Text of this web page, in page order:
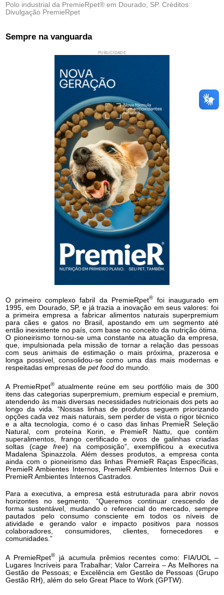
Polo industrial da PremieRpet® em Dourado, SP. Créditos:
Divulgação PremieRpet
Sempre na vanguarda
PUBLICIDADE
O primeiro complexo fabril da PremieRpet®foi inaugurado em
1995, em Dourado, SP, e já trazia a inovação em seus valores: foi
a primeira empresa a fabricar alimentos naturais superpremium
para cães e gatos no Brasil, apostando em um segmento até
então inexistente no país, com base no conceito da nutrição ótima.
O pioneirismo tornou-se uma constante na atuação da empresa,
que, impulsionada pela missão de tornar a relação das pessoas
com seus animais de estimação o mais próxima, prazerosa e
longa possível, consolidou-se como uma das mais modernas e
respeitadas empresas depet food do mundo.
A PremieRpet® atualmente reúne em seu portfólio mais de 300
itens das categorias superpremium, premium especial e premium,
atendendo às mais diversas necessidades nutricionais dos pets ao
longo da vida. “Nossas linhas de produtos seguem priorizando
opções cada vez mais naturais, sem perder de vista o rigor técnico
e a alta tecnologia, como é o caso das linhas PremieR Seleção
Natural, com proteína Korin, e PremieR Nattu, que contém
superalimentos, frango certificado e ovos de galinhas criadas
soltas (cage free) na composição”, exemplificou a executiva
Madalena Spinazzola. Além desses produtos, a empresa conta
ainda com o pioneirismo das linhas PremieR Raças Específicas,
PremieR Ambientes Internos, PremieR Ambientes Internos Duii e
PremieR Ambientes Internos Castrados.
Para a executiva, a empresa está estruturada para abrir novos
horizontes no segmento. “Queremos continuar crescendo de
forma sustentável, mudando o referencial do mercado, sempre
pautados pelo consumo consciente em todos os níveis de
atividade e gerando valor e impacto positivos para nossos
colaboradores, consumidores, clientes, fornecedores e
comunidades.”
A PremieRpet®
já acumula prêmios recentes como: FIA/UOL –
Lugares Incríveis para Trabalhar; Valor Carreira – As Melhores na
Gestão de Pessoas; e Excelência em Gestão de Pessoas (Grupo
Gestão RH), além do selo Great Place to Work (GPTW).